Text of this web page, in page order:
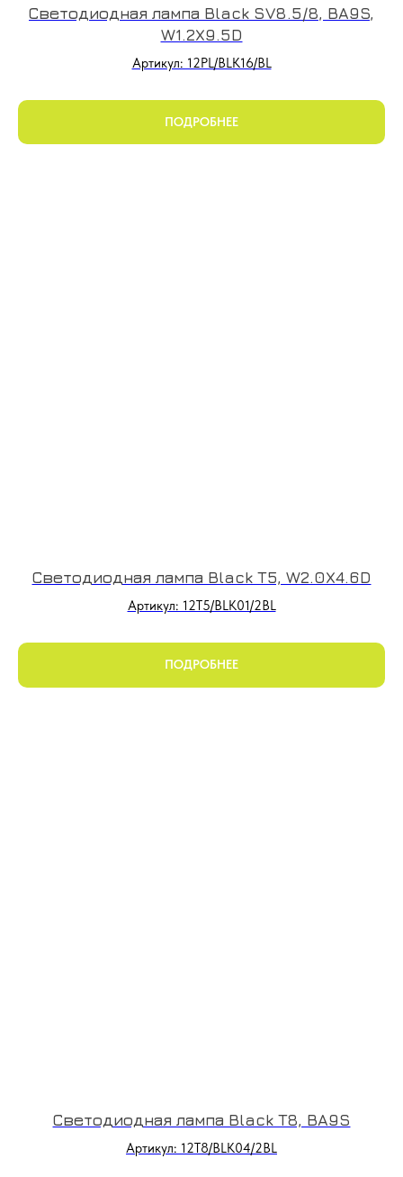
Светодиодная лампа Black SV8.5/8, BA9S,
W1.2X9.5D
Артикул: 12PL/BLK16/BL
ПОДРОБНЕЕ
Светодиодная лампа Black T5, W2.0X4.6D
Артикул: 12T5/BLK01/2BL
ПОДРОБНЕЕ
Светодиодная лампа Black T8, BA9S
Артикул: 12T8/BLK04/2BL